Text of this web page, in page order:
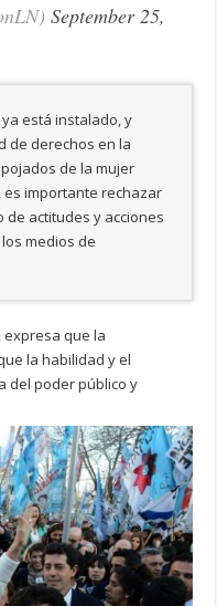
September 25,
está instalado, y
de derechos en la
de la mujer
importante rechazar
actitudes y acciones
medios de
expresa que la
la habilidad y el
del poder público y